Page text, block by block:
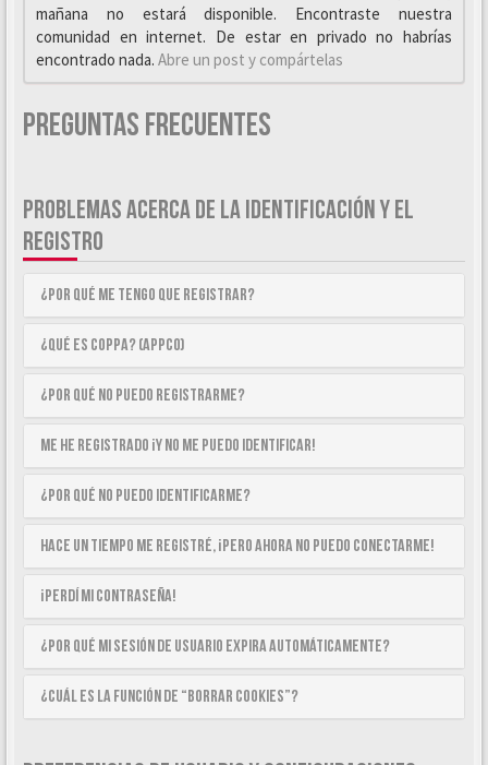
mañana no estará disponible. Encontraste nuestra
comunidad en internet. De estar en privado no habrías
encontrado nada. Abre un post y compártelas
Preguntas Frecuentes
PROBLEMAS ACERCA DE LA IDENTIFICACIÓN Y EL
REGISTRO
¿Por qué me tengo que registrar?
¿Qué es COPPA? (APPCO)
¿Por qué no puedo registrarme?
Me he registrado ¡y no me puedo identificar!
¿Por qué no puedo identificarme?
Hace un tiempo me registré, ¡pero ahora no puedo conectarme!
¡Perdí mi contraseña!
¿Por qué mi sesión de usuario expira automáticamente?
¿Cuál es la función de “Borrar cookies”?